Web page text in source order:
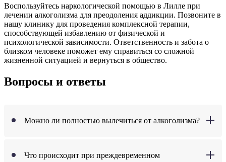
Воспользуйтесь наркологической помощью в Лилле при
лечении алкоголизма для преодоления аддикции. Позвоните в
нашу клинику для проведения комплексной терапии,
способствующей избавлению от физической и
психологической зависимости. Ответственность и забота о
близком человеке поможет ему справиться со сложной
жизненной ситуацией и вернуться в общество.
Вопросы и ответы
Можно ли полностью вылечиться от алкоголизма?
Что происходит при преждевременном